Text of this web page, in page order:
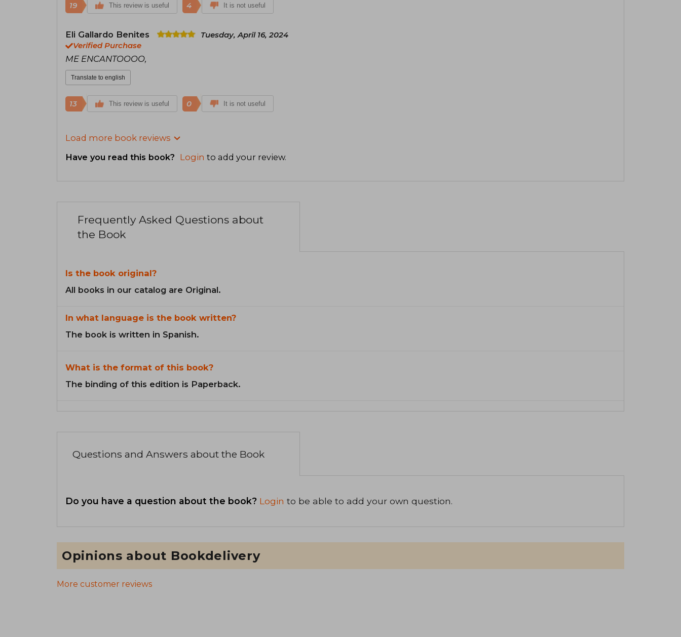
19 This review is useful 4 It is not useful
Eli Gallardo Benites
Tuesday, April 16, 2024
Verified Purchase
ME ENCANTOOOO,
Translate to english
13 This review is useful 0 It is not useful
Load more book reviews
Have you read this book? Login to add your review.
Frequently Asked Questions about
the Book
Is the book original?
All books in our catalog are Original.
In what language is the book written?
The book is written in Spanish.
What is the format of this book?
The binding of this edition is Paperback.
Questions and Answers about the Book
Do you have a question about the book? Login to be able to add your own question.
Opinions about Bookdelivery
More customer reviews